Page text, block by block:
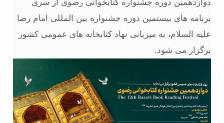
دوازدهمین دوره جشنواره کتابخوانی رضوی از سری
برنامه های بیستمین دوره جشنواره بین المللی امام رضا
علیه السلام، به میزبانی نهاد کتابخانه های عمومی کشور
برگزار می شود.